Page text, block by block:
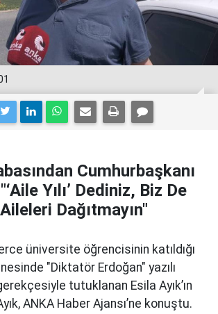
Cumhurbaşkanı
Yılı’ Dediniz, Biz De
Dağıtmayın"
üniversite öğrencisinin katıldığı
"Diktatör Erdoğan" yazılı
tutuklanan Esila Ayık’ın
ANKA Haber Ajansı’ne konuştu.